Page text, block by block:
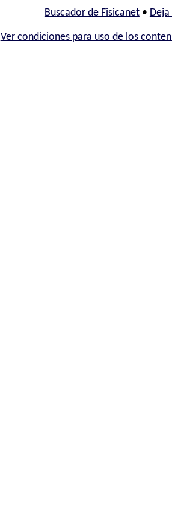
Buscador de Fisicanet•
Ver condiciones para uso de los